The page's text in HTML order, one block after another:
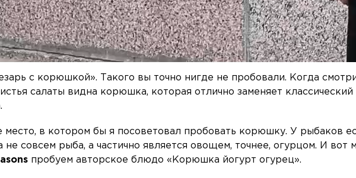
с корюшкой». Такого вы точно нигде не пробовали. Когда
салаты видна корюшка, которая отлично заменяет классический
место, в котором бы я посоветовал пробовать корюшку. У рыбаков
совсем рыба, а частично является овощем, точнее, огурцом. И вот
пробуем авторское блюдо «Корюшка йогурт огурец».